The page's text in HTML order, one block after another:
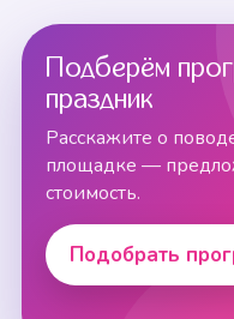
Подберём
праздник
Расскажите о
площадке —
стоимость.
Подобрать